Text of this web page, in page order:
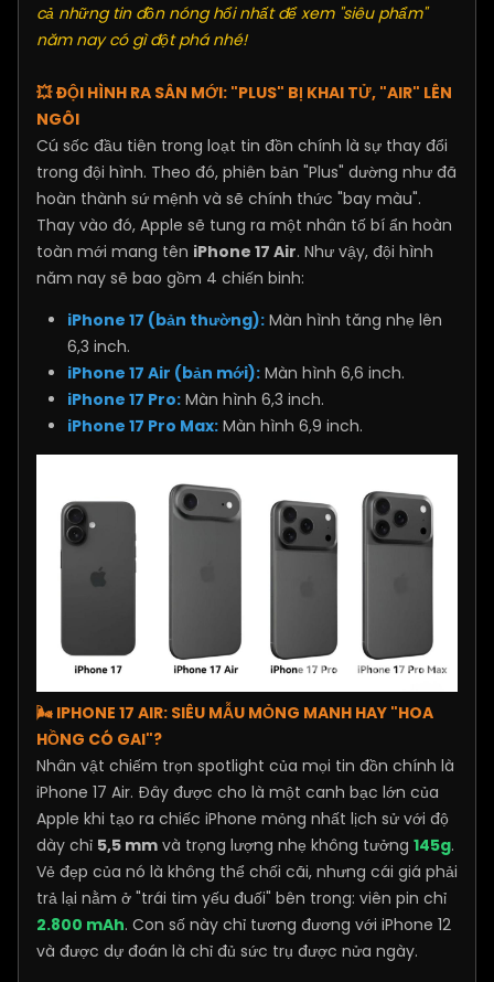
cả những tin đồn nóng hổi nhất để xem "siêu phẩm"
năm nay có gì đột phá nhé!
💥 ĐỘI HÌNH RA SÂN MỚI: "PLUS" BỊ KHAI TỬ, "AIR" LÊN
NGÔI
Cú sốc đầu tiên trong loạt tin đồn chính là sự thay đổi
trong đội hình. Theo đó, phiên bản "Plus" dường như đã
hoàn thành sứ mệnh và sẽ chính thức "bay màu".
Thay vào đó, Apple sẽ tung ra một nhân tố bí ẩn hoàn
toàn mới mang tên iPhone 17 Air. Như vậy, đội hình
năm nay sẽ bao gồm 4 chiến binh:
iPhone 17 (bản thường): Màn hình tăng nhẹ lên
6,3 inch.
iPhone 17 Air (bản mới): Màn hình 6,6 inch.
iPhone 17 Pro: Màn hình 6,3 inch.
iPhone 17 Pro Max: Màn hình 6,9 inch.
🌬️ IPHONE 17 AIR: SIÊU MẪU MỎNG MANH HAY "HOA
HỒNG CÓ GAI"?
Nhân vật chiếm trọn spotlight của mọi tin đồn chính là
iPhone 17 Air. Đây được cho là một canh bạc lớn của
Apple khi tạo ra chiếc iPhone mỏng nhất lịch sử với độ
dày chỉ 5,5 mm và trọng lượng nhẹ không tưởng 145g.
Vẻ đẹp của nó là không thể chối cãi, nhưng cái giá phải
trả lại nằm ở "trái tim yếu đuối" bên trong: viên pin chỉ
2.800 mAh. Con số này chỉ tương đương với iPhone 12
và được dự đoán là chỉ đủ sức trụ được nửa ngày.